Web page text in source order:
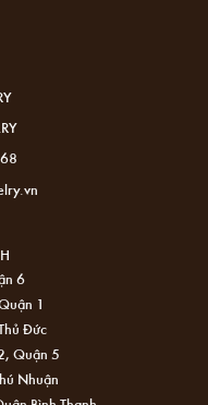
6
1
Đức
Quận 5
Nhuận